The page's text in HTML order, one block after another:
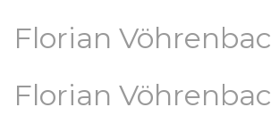
Florian
Florian